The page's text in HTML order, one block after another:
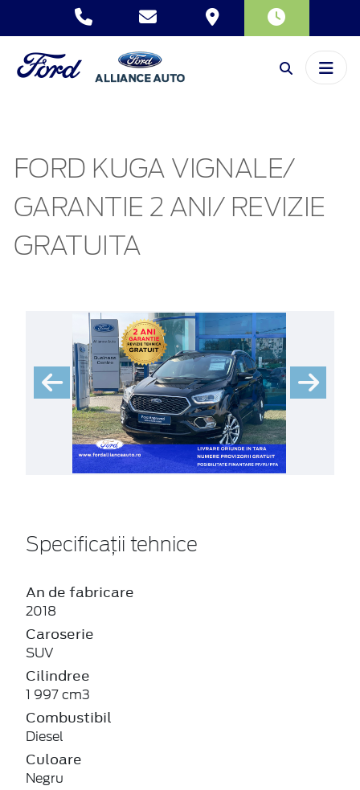
FORD KUGA VIGNALE/
GARANTIE 2 ANI/ REVIZIE
GRATUITA
Specificații tehnice
An de fabricare
2018
Caroserie
SUV
Cilindree
1 997 cm3
Combustibil
Diesel
Culoare
Negru